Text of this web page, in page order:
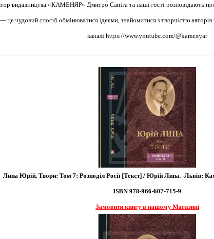
видавництва «КАМЕНЯР» Дмитро Сапіга та наші гості розповідають
— це чудовий спосіб обмінюватися ідеями, знайомитися з творчістю
каналіhttps://www.youtube.com/@kamenyar
Липа Юрій. Твори: Том 7: Розподіл Росії [Текст] / Юрій Липа. -Львів:
ISBN 978-966-607-715-9
Замовити книгу в нашому Магазині